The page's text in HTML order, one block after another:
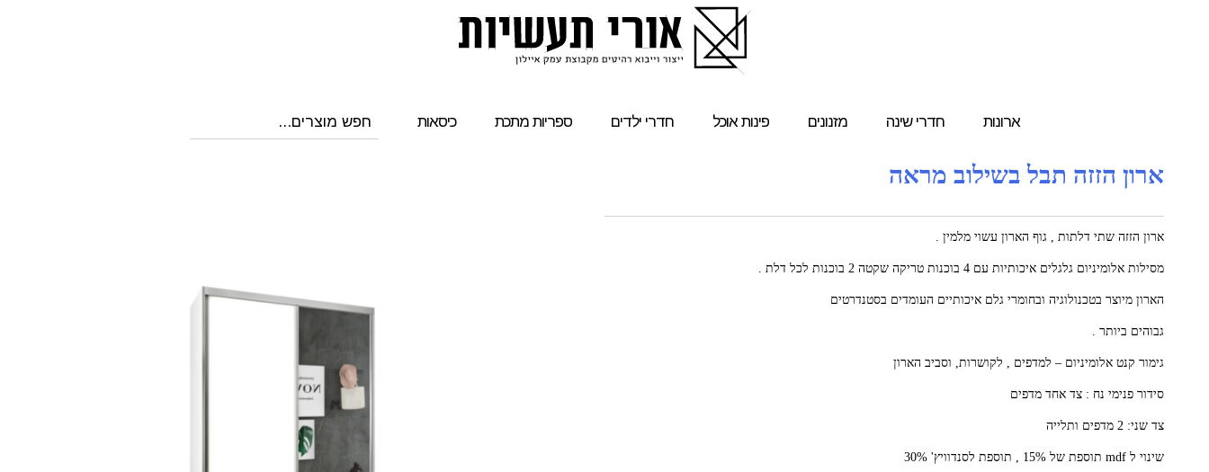
ארונות חדרי שינה מזנונים פינות אוכל חדרי ילדים ספריות מתכת כיסאות
ארון הזזה תבל בשילוב מראה
ארון הזזה שתי דלתות , גוף הארון עשוי מלמין .
מסילות אלומיניום גלגלים איכותיות עם 4 בוכנות טריקה שקטה 2 בוכנות לכל דלת .
הארון מיוצר בטכנולוגיה ובחומרי גלם איכותיים העומדים בסטנדרטים
גבוהים ביותר .
גימור קנט אלומיניום – למדפים , לקושרות, וסביב הארון
סידור פנימי נח : צד אחד מדפים
צד שני: 2 מדפים ותלייה
שינוי ל mdf תוספת של 15% , תוספת לסנדוויץ' 30%